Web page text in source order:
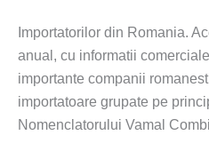
Importatorilor din Romania.
anual, cu informatii
importante companii
importatoare grupate pe
Nomenclatorului Vamal